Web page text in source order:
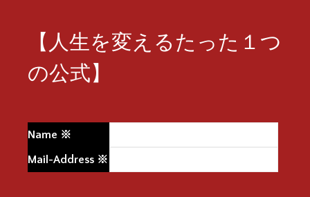
【人生を変えるたった１つ
の公式】
Name ※
Mail-Address ※